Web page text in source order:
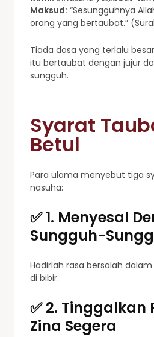
Maksud: “Sesungguhnya
orang yang bertaubat.”
Tiada dosa yang terlalu
itu bertaubat dengan jujur
sungguh.
Syarat
Betul
Para ulama menyebut tiga
nasuha:
✅ 1. Menyesal
Sungguh-
Hadirlah rasa bersalah
di bibir.
✅ 2.
Zina Segera